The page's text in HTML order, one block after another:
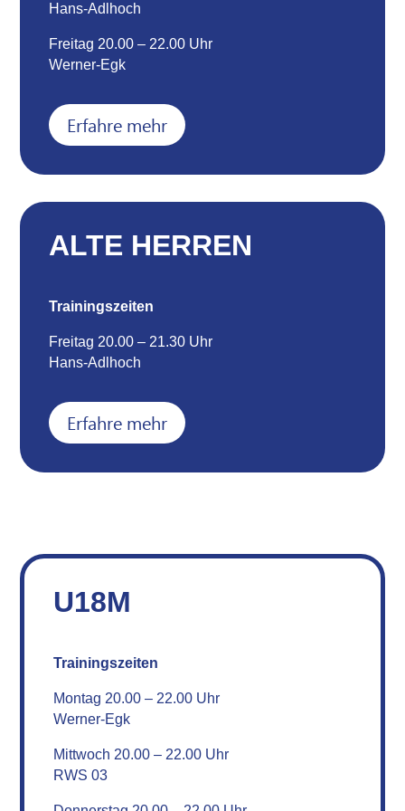
Hans-Adlhoch
Freitag 20.00 – 22.00 Uhr
Werner-Egk
Erfahre mehr
ALTE HERREN
Trainingszeiten
Freitag 20.00 – 21.30 Uhr
Hans-Adlhoch
Erfahre mehr
U18M
Trainingszeiten
Montag 20.00 – 22.00 Uhr
Werner-Egk
Mittwoch 20.00 – 22.00 Uhr
RWS 03